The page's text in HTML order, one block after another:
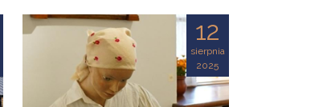
12
sierpnia
2025